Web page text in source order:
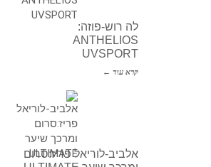
לה רוש-פוזה:
ANTHELIOS
UVSPORT
קרא עוד ←
אלביב-לוריאל פריז:סרום